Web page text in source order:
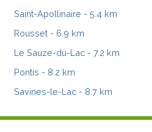
Saint-Apollinaire - 5.4 km
Rousset - 6.9 km
Le Sauze-du-Lac - 7.2 km
Pontis - 8.2 km
Savines-le-Lac - 8.7 km